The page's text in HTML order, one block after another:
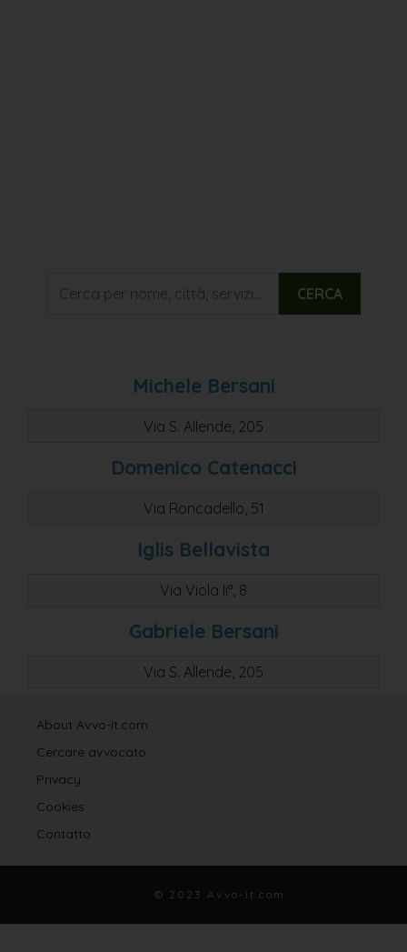
CERCA
Michele Bersani
Via S. Allende, 205
Domenico Catenacci
Via Roncadello, 51
Iglis Bellavista
Via Viola Ii°, 8
Gabriele Bersani
Via S. Allende, 205
About Avvo-it.com
Cercare avvocato
Privacy
Cookies
Contatto
© 2023 Avvo-it.com